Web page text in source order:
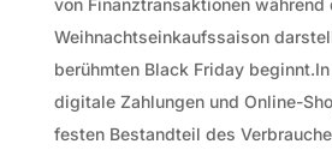
Weihnachtseinkaufssaison
berühmten Black Friday
digitale Zahlungen und Online-
festen Bestandteil des